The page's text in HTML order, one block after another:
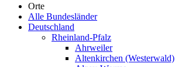
Orte
Alle Bundesländer
Deutschland
Rheinland-Pfalz
Ahrweiler
Altenkirchen (Westerwald)